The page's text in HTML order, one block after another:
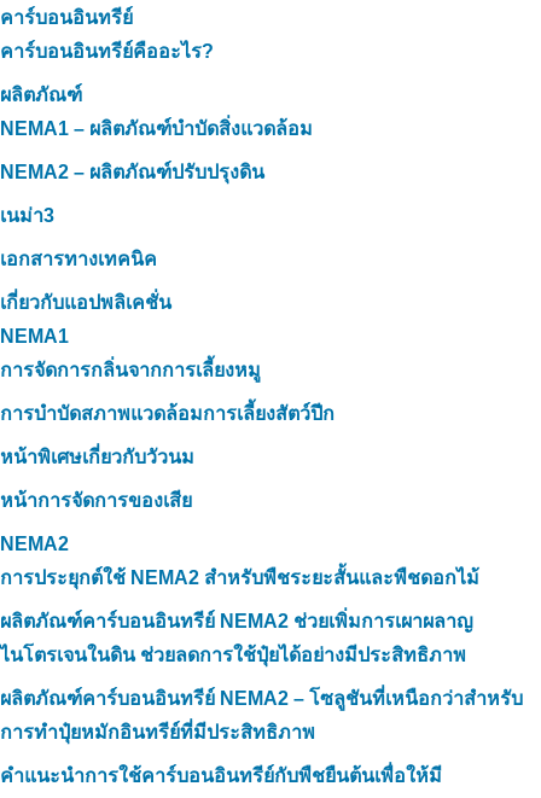
คาร์บอนอินทรีย์
คาร์บอนอินทรีย์คืออะไร?
ผลิตภัณฑ์
NEMA1 – ผลิตภัณฑ์บำบัดสิ่งแวดล้อม
NEMA2 – ผลิตภัณฑ์ปรับปรุงดิน
เนม่า3
เอกสารทางเทคนิค
เกี่ยวกับแอปพลิเคชั่น
NEMA1
การจัดการกลิ่นจากการเลี้ยงหมู
การบำบัดสภาพแวดล้อมการเลี้ยงสัตว์ปีก
หน้าพิเศษเกี่ยวกับวัวนม
หน้าการจัดการของเสีย
NEMA2
การประยุกต์ใช้ NEMA2 สำหรับพืชระยะสั้นและพืชดอกไม้
ผลิตภัณฑ์คาร์บอนอินทรีย์ NEMA2 ช่วยเพิ่มการเผาผลาญ
ไนโตรเจนในดิน ช่วยลดการใช้ปุ๋ยได้อย่างมีประสิทธิภาพ
ผลิตภัณฑ์คาร์บอนอินทรีย์ NEMA2 – โซลูชันที่เหนือกว่าสำหรับ
การทำปุ๋ยหมักอินทรีย์ที่มีประสิทธิภาพ
คำแนะนำการใช้คาร์บอนอินทรีย์กับพืชยืนต้นเพื่อให้มี